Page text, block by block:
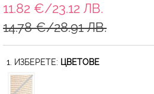
11.82 €/23.12 ЛВ.
14.78 €/28.91 ЛВ.
1. ИЗБЕРЕТЕ: ЦВЕТОВЕ